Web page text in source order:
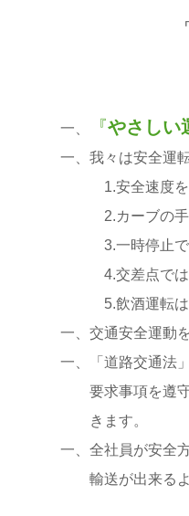
一、 『やさしい
一、我々は安全運
1.安全速度を
2.カーブの手前
3.一時停止で横
4.交差点では必
5.飲酒運転は
一、交通安全運動
一、「道路交通法
要求事項を遵守
きます。
一、全社員が安全
輸送が出来るよ